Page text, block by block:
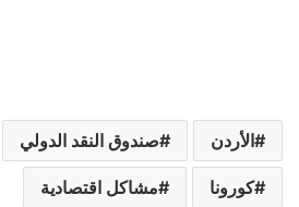
الأردن صندوق النقد الدولي
كورونا مشاكل اقتصادية